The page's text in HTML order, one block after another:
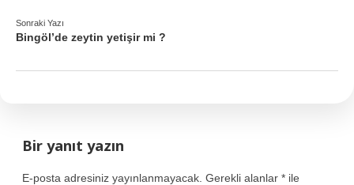
Sonraki Yazı
Bingöl’de zeytin yetişir mi ?
Bir yanıt yazın
E-posta adresiniz yayınlanmayacak. Gerekli alanlar * ile